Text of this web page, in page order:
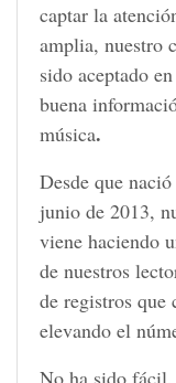
captar la
amplia, nuestro
sido aceptado
buena
música.
Desde que
junio de 2013,
viene haciendo
de nuestros
de registros que
elevando el
No ha sido fácil,